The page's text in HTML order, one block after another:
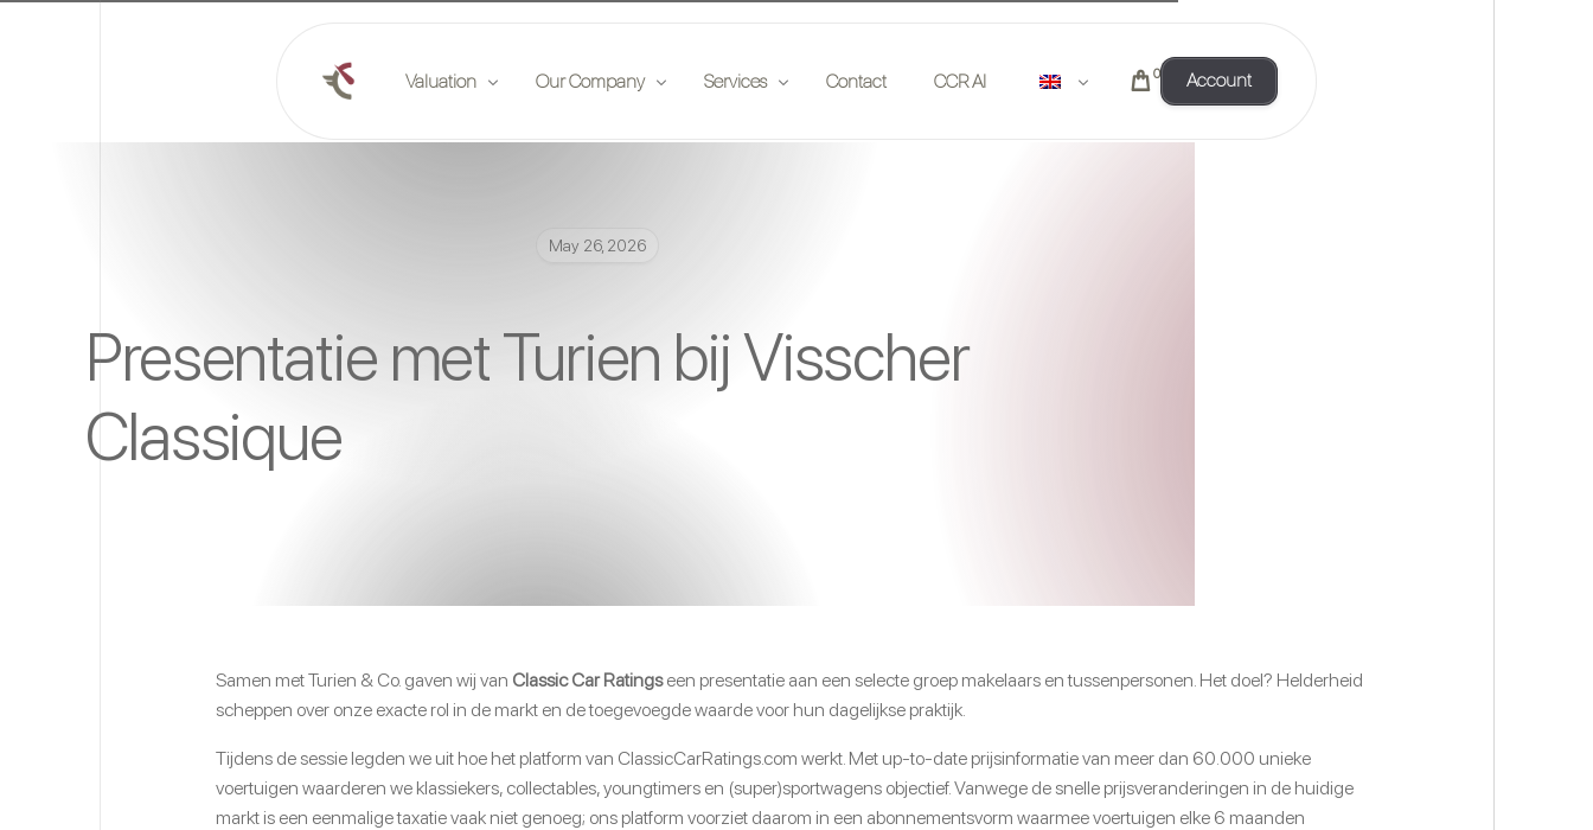
Valuation
Plan a valuation on location
Our Company
Partners
Jobs
Services
Investors
Car Clubs
Contact CCR AI 0 Account
May 26, 2026
Presentatie met Turien bij Visscher
Classique
Samen met Turien & Co. gaven wij van Classic Car Ratingseen presentatie aan een selecte groep makelaars en tussenpersonen. Het doel? Helderheid
scheppen over onze exacte rol in de markt en de toegevoegde waarde voor hun dagelijkse praktijk.
Tijdens de sessie legden we uit hoe het platform van ClassicCarRatings.com werkt. Met up-to-date prijsinformatie van meer dan 60.000 unieke
voertuigen waarderen we klassiekers, collectables, youngtimers en (super)sportwagens objectief. Vanwege de snelle prijsveranderingen in de huidige
markt is een eenmalige taxatie vaak niet genoeg; ons platform voorziet daarom in een abonnementsvorm waarmee voertuigen elke 6 maanden